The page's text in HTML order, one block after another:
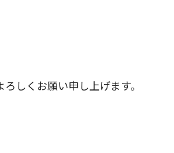
しくお願い申し上げます。